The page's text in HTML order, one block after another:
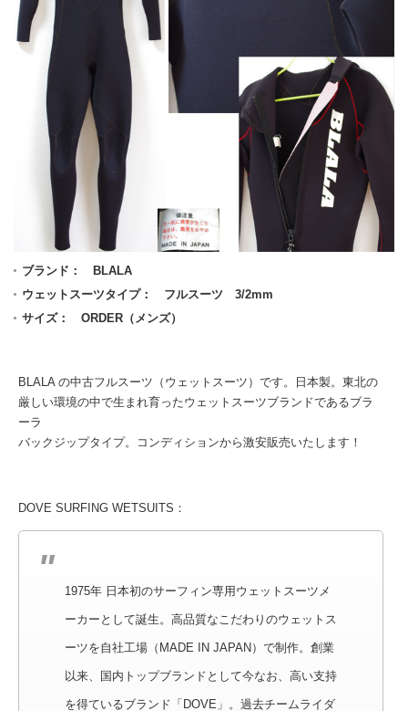
ブランド： BLALA
ウェットスーツタイプ： フルスーツ 3/2mm
サイズ： ORDER（メンズ）
BLALA の中古フルスーツ（ウェットスーツ）です。日本製。東北の
厳しい環境の中で生まれ育ったウェットスーツブランドであるブラ
ーラ
バックジップタイプ。コンディションから激安販売いたします！
DOVE SURFING WETSUITS：
1975年 日本初のサーフィン専用ウェットスーツメ
ーカーとして誕生。高品質なこだわりのウェットス
ーツを自社工場（MADE IN JAPAN）で制作。創業
以来、国内トップブランドとして今なお、高い支持
を得ているブランド「DOVE」。過去チームライダ